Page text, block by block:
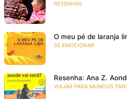
RESENHAS
O meu pé de laranja
SE EMOCIONAR
Resenha: Ana Z.
VIAJAR PARA MUNDOS